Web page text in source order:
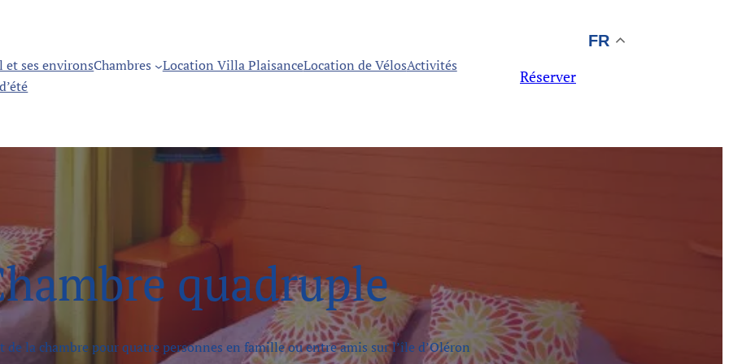
et ses environsChambres Location Villa PlaisanceLocation de VélosActivités
Réserver
FR
quadruple
la chambre pour quatre personnes en famille ou entre amis sur l’île d’Oléron